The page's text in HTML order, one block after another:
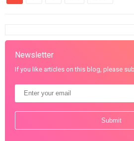
Newsletter
If you like articles on this blog, please